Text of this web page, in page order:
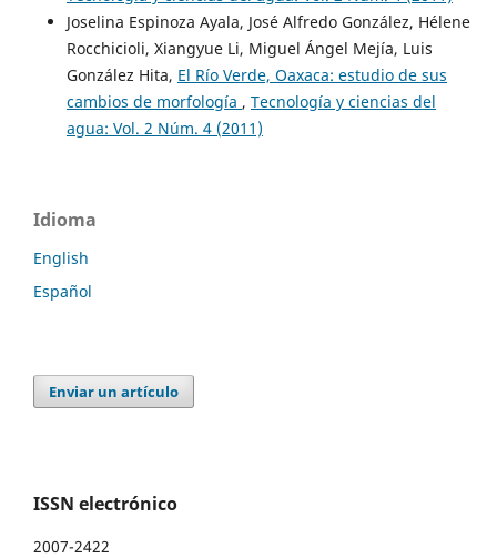
Joselina Espinoza Ayala, José Alfredo González, Hélene
Rocchicioli, Xiangyue Li, Miguel Ángel Mejía, Luis
González Hita, El Río Verde, Oaxaca: estudio de sus
cambios de morfología , Tecnología y ciencias del
agua: Vol. 2 Núm. 4 (2011)
Idioma
English
Español
Enviar un artículo
ISSN electrónico
2007-2422